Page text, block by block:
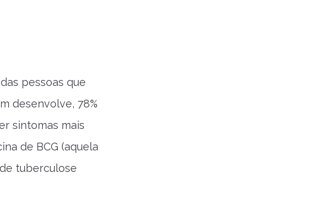
pessoas que
desenvolve, 78%
sintomas mais
de BCG (aquela
tuberculose